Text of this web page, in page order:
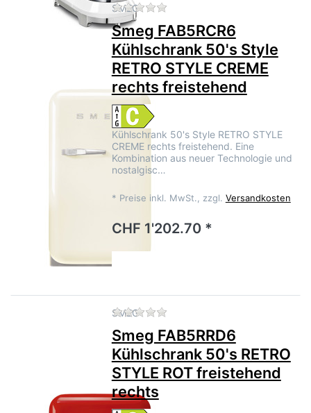
SMEG Zu diesem Produkt liegen
Smeg FAB5RCR6
Kühlschrank 50's Style
RETRO STYLE CREME
rechts freistehend
Kühlschrank 50's Style RETRO STYLE
CREME rechts freistehend. Eine
Kombination aus neuer Technologie und
nostalgisc…
* Preise inkl. MwSt., zzgl. Versandkosten
CHF 1'202.70 *
SMEG Zu diesem Produkt liegen
Smeg FAB5RRD6
Kühlschrank 50's RETRO
STYLE ROT freistehend
rechts